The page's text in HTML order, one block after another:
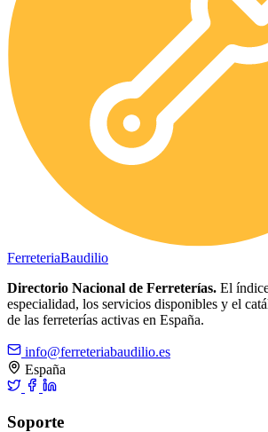
FerreteriaBaudilio
Directorio Nacional de Ferreterías. El
especialidad, los servicios disponibles y el
de las ferreterías activas en España.
info@ferreteriabaudilio.es
España
Soporte